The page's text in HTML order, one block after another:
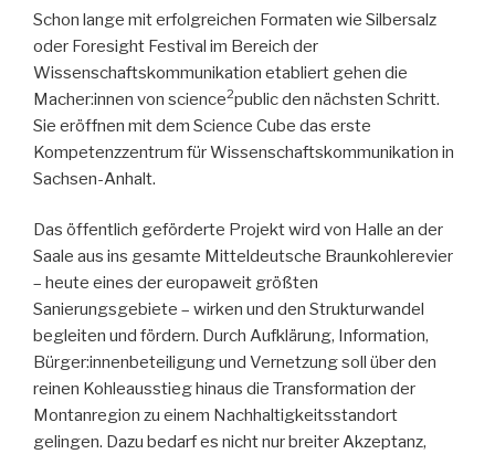
Schon lange mit erfolgreichen Formaten wie Silbersalz
oder Foresight Festival im Bereich der
Wissenschaftskommunikation etabliert gehen die
Macher:innen von science2public den nächsten Schritt.
Sie eröffnen mit dem Science Cube das erste
Kompetenzzentrum für Wissenschaftskommunikation in
Sachsen-Anhalt.
Das öffentlich geförderte Projekt wird von Halle an der
Saale aus ins gesamte Mitteldeutsche Braunkohlerevier
– heute eines der europaweit größten
Sanierungsgebiete – wirken und den Strukturwandel
begleiten und fördern. Durch Aufklärung, Information,
Bürger:innenbeteiligung und Vernetzung soll über den
reinen Kohleausstieg hinaus die Transformation der
Montanregion zu einem Nachhaltigkeitsstandort
gelingen. Dazu bedarf es nicht nur breiter Akzeptanz,